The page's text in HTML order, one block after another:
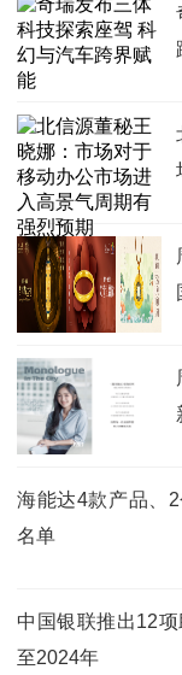
海能达4款产品、
名单
中国银联推出12
至2024年